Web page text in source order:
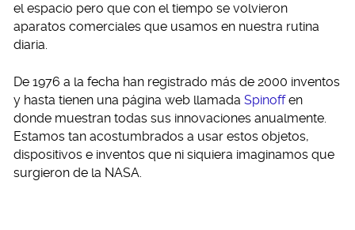
el espacio pero que con el tiempo se volvieron
aparatos comerciales que usamos en nuestra rutina
diaria.
De 1976 a la fecha han registrado más de 2000 inventos
y hasta tienen una página web llamada Spinoffen
donde muestran todas sus innovaciones anualmente.
Estamos tan acostumbrados a usar estos objetos,
dispositivos e inventos que ni siquiera imaginamos que
surgieron de la NASA.